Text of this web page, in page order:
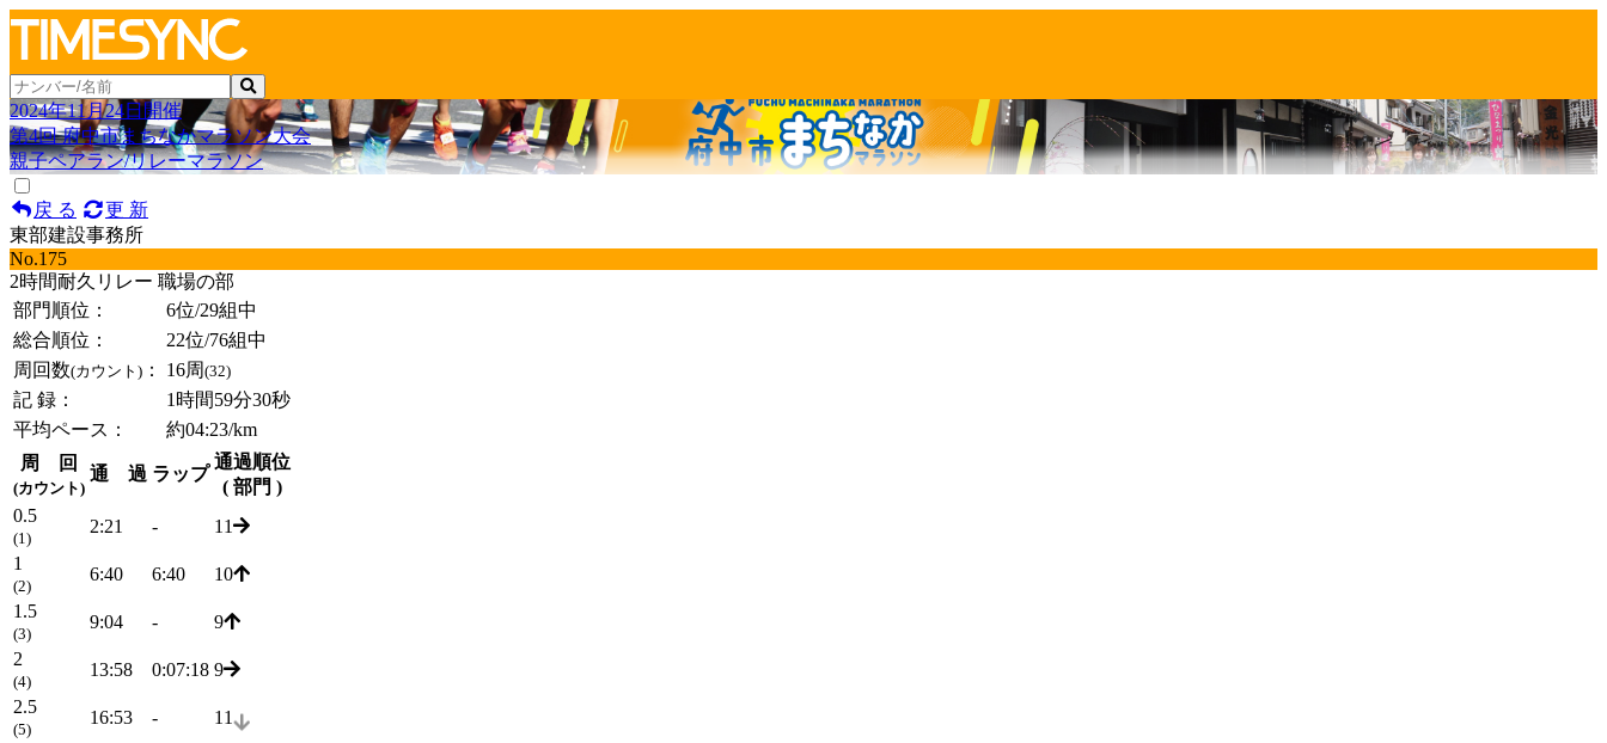
2024年11月24日開催
第4回 府中市まちなかマラソン大会
親子ペアラン/リレーマラソン
戻 る
更 新
東部建設事務所
No.175
2時間耐久リレー 職場の部
部門順位：
6位/29組中
総合順位：
22位/76組中
周回数(カウント) ： 16周(32)
記 録：
1時間59分30秒
平均ペース：
約04:23/km
周 回
(カウント)
通 過 ラップ
通過順位
( 部門 )
0.5
(1)
2:21 -
11
1
(2)
6:40 6:40
10
1.5
(3)
9:04 -
9
2
(4)
13:58 0:07:18 9
2.5
(5)
16:53 -
11